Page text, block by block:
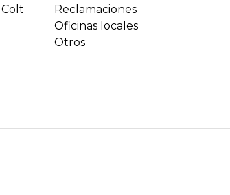
Reclamaciones
Oficinas locales
Otros